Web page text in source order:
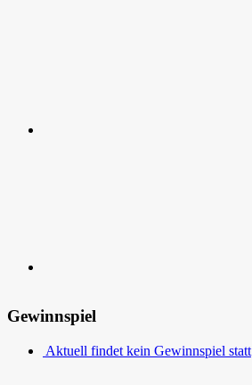
Gewinnspiel
Aktuell findet kein Gewinnspiel statt